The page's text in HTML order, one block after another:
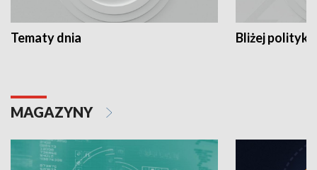
Tematy dnia Bliżej polityki
MAGAZYNY